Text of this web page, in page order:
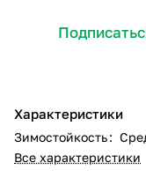
Характеристики
Зимостойкость:
Все характеристики